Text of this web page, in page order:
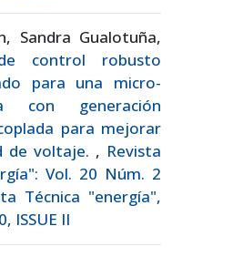
Sandra Gualotuña,
control robusto
para una micro-
con generación
para mejorar
de voltaje. , Revista
Vol. 20 Núm. 2
Técnica "energía",
ISSUE II